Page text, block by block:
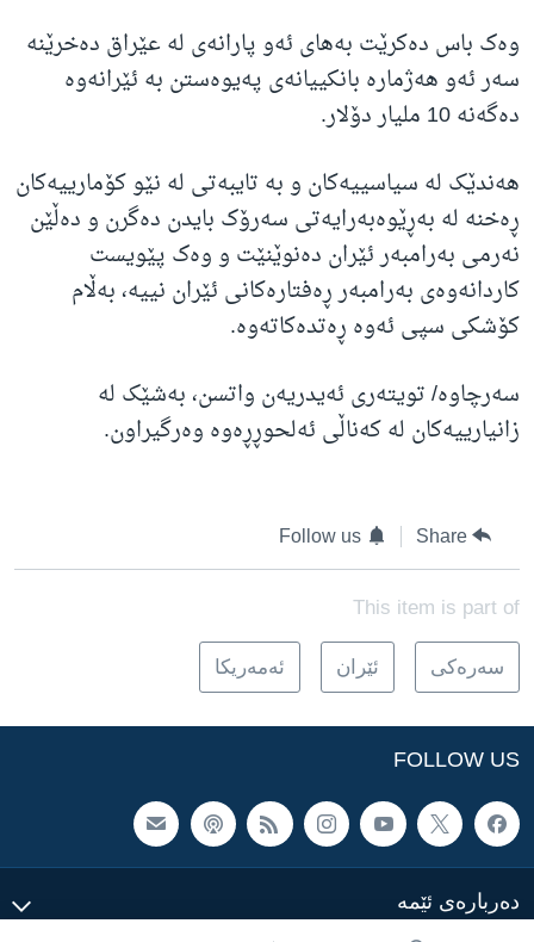
وەک باس دەکرێت بەهای ئەو پارانەی لە عێراق دەخرێنە
سەر ئەو هەژمارە بانکییانەی پەیوەستن بە ئێرانەوە
دەگەنە 10 ملیار دۆلار.
هەندێک لە سیاسییەکان و بە تایبەتی لە نێو کۆمارییەکان
ڕەخنە لە بەڕێوەبەرایەتی سەرۆک بایدن دەگرن و دەڵێن
نەرمی بەرامبەر ئێران دەنوێنێت و وەک پێویست
کاردانەوەی بەرامبەر ڕەفتارەکانی ئێران نییە، بەڵام
کۆشکی سپی ئەوە ڕەتدەکاتەوە.
سەرچاوە/ تویتەری ئەیدریەن واتسن، بەشێک لە
زانیارییەکان لە کەناڵی ئەلحوڕڕەوە وەرگیراون.
Share
Follow us
This item is part of
سه‌ره‌کی ئێران ئه‌مه‌ریکا
FOLLOW US
ده‌رباره‌ی ئێمه‌